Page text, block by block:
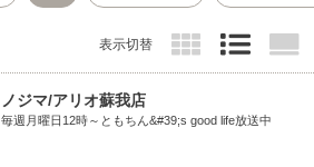
表示切替
ノジマ/アリオ蘇我店
毎週月曜日12時～ともちん&#39;s good life放送中